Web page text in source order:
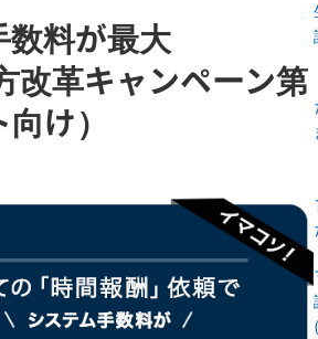
数料が最大
改革キャンペーン第
け）